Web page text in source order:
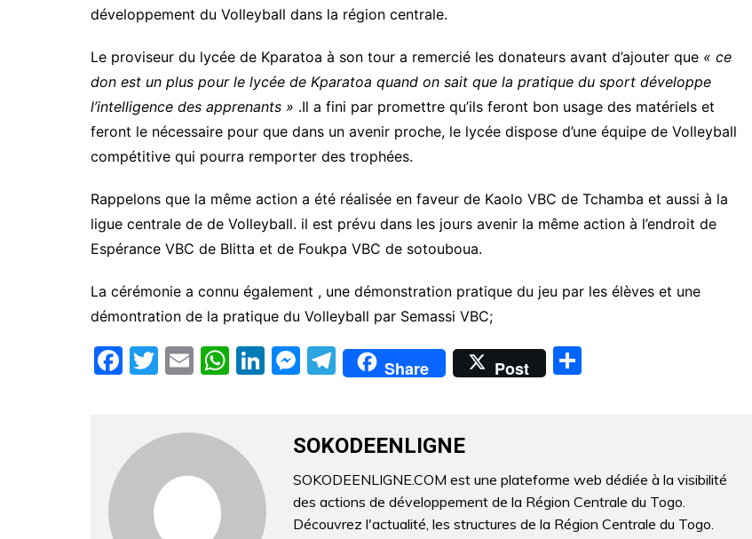
développement du Volleyball dans la région centrale.
Le proviseur du lycée de Kparatoa à son tour a remercié les donateurs avant d’ajouter que « ce
don est un plus pour le lycée de Kparatoa quand on sait que la pratique du sport développe
l’intelligence des apprenants » .Il a fini par promettre qu’ils feront bon usage des matériels et
feront le nécessaire pour que dans un avenir proche, le lycée dispose d’une équipe de Volleyball
compétitive qui pourra remporter des trophées.
Rappelons que la même action a été réalisée en faveur de Kaolo VBC de Tchamba et aussi à la
ligue centrale de de Volleyball. il est prévu dans les jours avenir la même action à l’endroit de
Espérance VBC de Blitta et de Foukpa VBC de sotouboua.
La cérémonie a connu également , une démonstration pratique du jeu par les élèves et une
démontration de la pratique du Volleyball par Semassi VBC;
F
e
b
T
er
E
l
W
s
Li
n
M
s
e
n
g
T
el
gr
a
m
Share Post
er
SOKODEENLIGNE
SOKODEENLIGNE.COM est une plateforme web dédiée à la visibilité
des actions de développement de la Région Centrale du Togo.
Découvrez l'actualité, les structures de la Région Centrale du Togo.